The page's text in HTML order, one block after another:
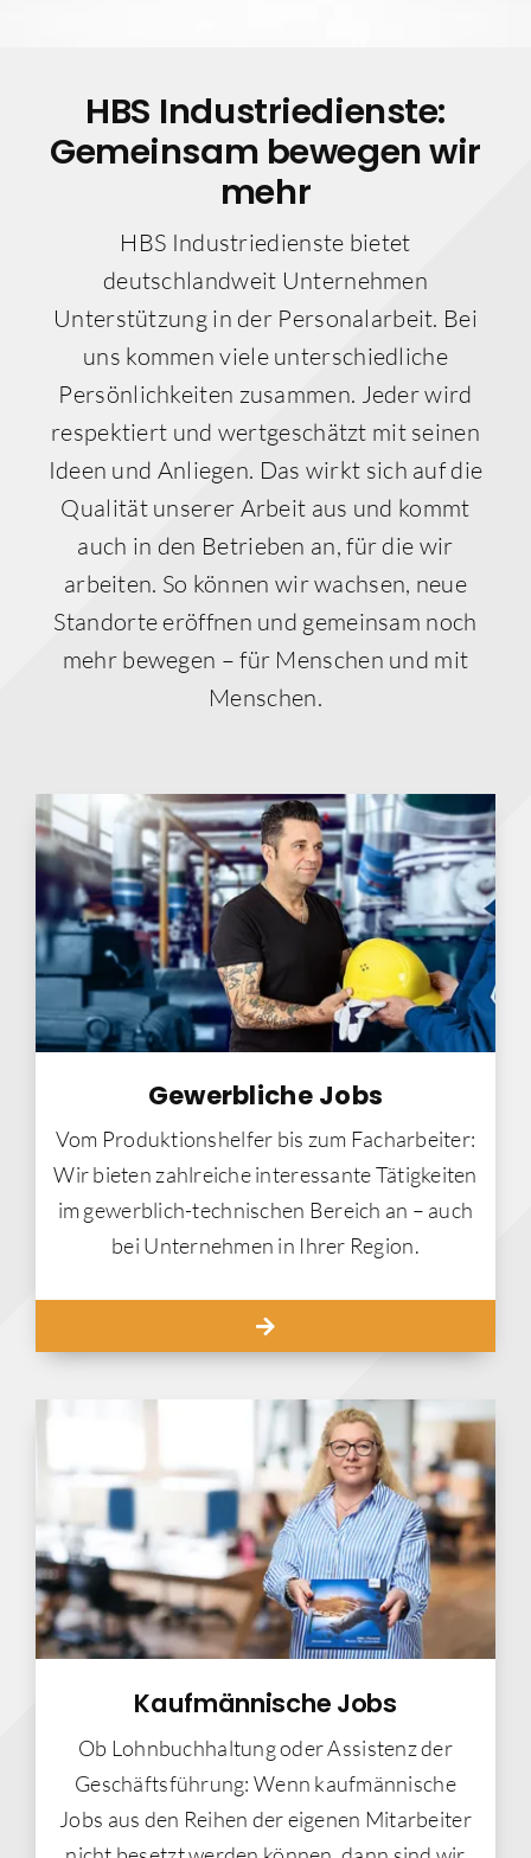
HBS Industriedienste:
Gemeinsam bewegen wir
mehr
HBS Industriedienste bietet
deutschlandweit Unternehmen
Unterstützung in der Personalarbeit. Bei
uns kommen viele unterschiedliche
Persönlichkeiten zusammen. Jeder wird
respektiert und wertgeschätzt mit seinen
Ideen und Anliegen. Das wirkt sich auf die
Qualität unserer Arbeit aus und kommt
auch in den Betrieben an, für die wir
arbeiten. So können wir wachsen, neue
Standorte eröffnen und gemeinsam noch
mehr bewegen – für Menschen und mit
Menschen.
Gewerbliche Jobs
Vom Produktionshelfer bis zum Facharbeiter:
Wir bieten zahlreiche interessante Tätigkeiten
im gewerblich-technischen Bereich an – auch
bei Unternehmen in Ihrer Region.
Kaufmännische Jobs
Ob Lohnbuchhaltung oder Assistenz der
Geschäftsführung: Wenn kaufmännische
Jobs aus den Reihen der eigenen Mitarbeiter